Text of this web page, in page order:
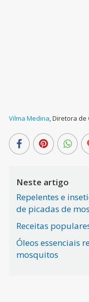
Vilma Medina,Diretora de
Neste artigo
Repelentes e
de picadas de
Receitas
Óleos essenciais
mosquitos